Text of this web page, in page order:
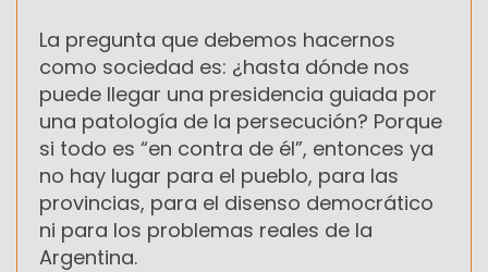
La pregunta que debemos hacernos
como sociedad es: ¿hasta dónde nos
puede llegar una presidencia guiada por
una patología de la persecución? Porque
si todo es “en contra de él”, entonces ya
no hay lugar para el pueblo, para las
provincias, para el disenso democrático
ni para los problemas reales de la
Argentina.